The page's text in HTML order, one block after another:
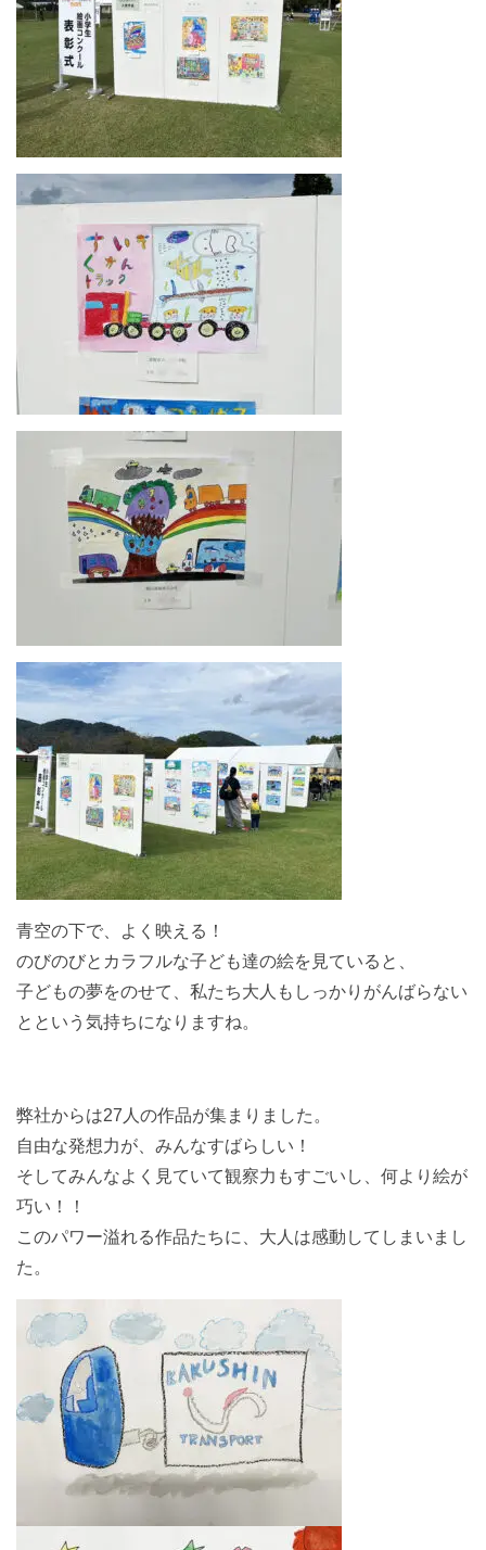
青空の下で、よく映える！
のびのびとカラフルな子ども達の絵を見ていると、
子どもの夢をのせて、私たち大人もしっかりがんばらない
とという気持ちになりますね。
弊社からは27人の作品が集まりました。
自由な発想力が、みんなすばらしい！
そしてみんなよく見ていて観察力もすごいし、何より絵が
巧い！！
このパワー溢れる作品たちに、大人は感動してしまいまし
た。